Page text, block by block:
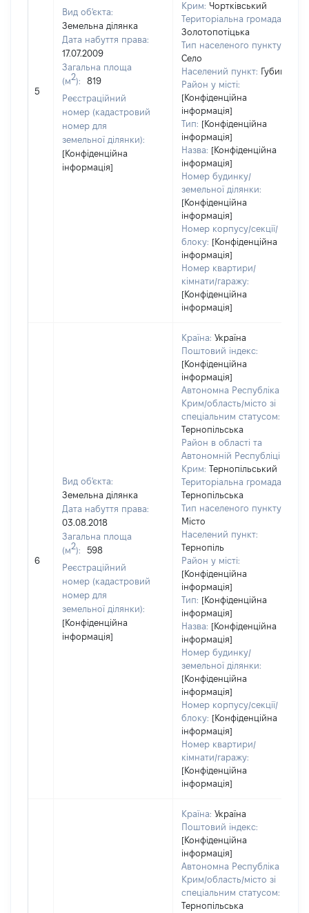
5
Вид об'єкта:
Земельна ділянка
Дата набуття права:
17.07.2009
Загальна площа
(м2):
819
Реєстраційний
номер (кадастровий
номер для
земельної ділянки):
[Конфіденційна
інформація]
Крим: Чортківський
Територіальна громада:
Золотопотіцька
Тип населеного пункту:
Село
Населений пункт: Губин
Район у місті:
[Конфіденційна
інформація]
Тип: [Конфіденційна
інформація]
Назва: [Конфіденційна
інформація]
Номер будинку/
земельної ділянки:
[Конфіденційна
інформація]
Номер корпусу/секції/
блоку: [Конфіденційна
інформація]
Номер квартири/
кімнати/гаражу:
[Конфіденційна
інформація]
6
Вид об'єкта:
Земельна ділянка
Дата набуття права:
03.08.2018
Загальна площа
(м2):
598
Реєстраційний
номер (кадастровий
номер для
земельної ділянки):
[Конфіденційна
інформація]
Країна: Україна
Поштовий індекс:
[Конфіденційна
інформація]
Автономна Республіка
Крим/область/місто зі
спеціальним статусом:
Тернопільська
Район в області та
Автономній Республіці
Крим: Тернопільський
Територіальна громада:
Тернопільська
Тип населеного пункту:
Місто
Населений пункт:
Тернопіль
Район у місті:
[Конфіденційна
інформація]
Тип: [Конфіденційна
інформація]
Назва: [Конфіденційна
інформація]
Номер будинку/
земельної ділянки:
[Конфіденційна
інформація]
Номер корпусу/секції/
блоку: [Конфіденційна
інформація]
Номер квартири/
кімнати/гаражу:
[Конфіденційна
інформація]
Країна: Україна
Поштовий індекс:
[Конфіденційна
інформація]
Автономна Республіка
Крим/область/місто зі
спеціальним статусом:
Тернопільська